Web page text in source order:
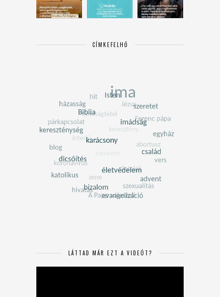
CÍMKEFELHŐ
LÁTTAD MÁR EZT A VIDEÓT?